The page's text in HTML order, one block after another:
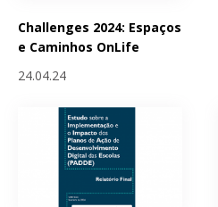
Challenges 2024: Espaços
e Caminhos OnLife
24.04.24